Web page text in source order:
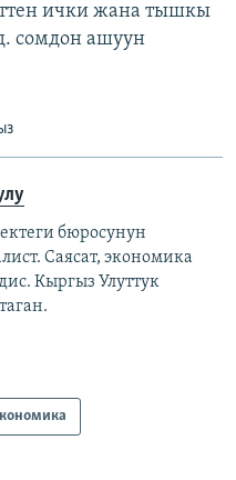
ички жана тышкы
сомдон ашуун
бюросунун
Саясат, экономика
Кыргыз Улуттук